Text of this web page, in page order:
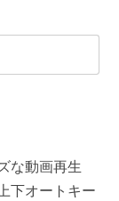
な動画再生
下オートキー